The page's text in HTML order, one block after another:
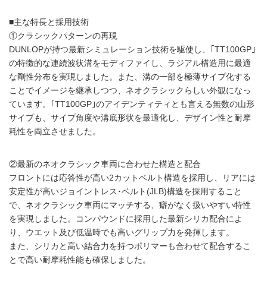
■主な特長と採用技術
①クラシックパターンの再現
DUNLOPが持つ最新シミュレーション技術を駆使し、｢TT100GP｣
の特徴的な連続波状溝をモディファイし、ラジアル構造用に最適
な剛性分布を実現しました。また、溝の一部を極薄サイプ化する
ことでイメージを継承しつつ、ネオクラシックらしい外観になっ
ています。｢TT100GP｣のアイデンティティとも言える無数の山形
サイプも、サイプ角度や溝底形状を最適化し、デザイン性と耐摩
耗性を両立させました。
②最新のネオクラシック車両に合わせた構造と配合
フロントには応答性が高い2カットベルト構造を採用し、リアには
安定性が高いジョイントレス･ベルト(JLB)構造を採用すること
で、ネオクラシック車両にマッチする、癖がなく扱いやすい特性
を実現しました。コンパウンドに採用した最新シリカ配合によ
り、ウエット及び低温時でも高いグリップ力を発揮します。
また、シリカと高い結合力を持つポリマーも合わせて配合するこ
とで高い耐摩耗性能も確保しました。